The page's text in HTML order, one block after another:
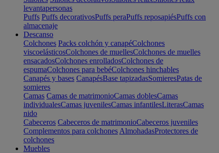
levantapersonas
Puffs Puffs decorativosPuffs peraPuffs reposapiésPuffs con
almacenaje
Descanso
Colchones Packs colchón y canapéColchones
viscoelásticosColchones de muellesColchones de muelles
ensacadosColchones enrolladosColchones de
espumaColchones para bebéColchones hinchables
Canapés y bases CanapésBase tapizadasSomieresPatas de
somieres
Camas Camas de matrimonioCamas doblesCamas
individualesCamas juvenilesCamas infantilesLiterasCamas
nido
Cabeceros Cabeceros de matrimonioCabeceros juveniles
Complementos para colchones AlmohadasProtectores de
colchones
Muebles